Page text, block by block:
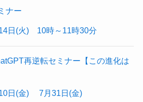
ナー
日(火) 10時～11時30分
再逆転セミナー【この進化は
日(金) 7月31日(金)